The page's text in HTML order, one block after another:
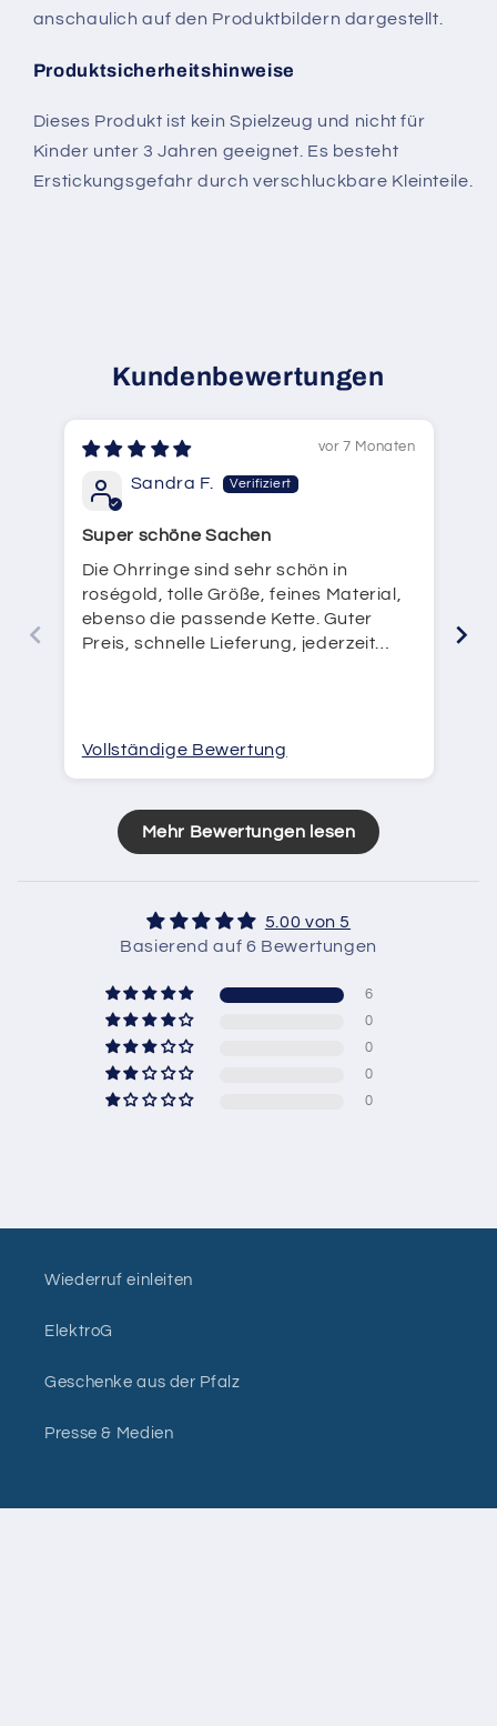
anschaulich auf den Produktbildern dargestellt.
Produktsicherheitshinweise
Dieses Produkt ist kein Spielzeug und nicht für
Kinder unter 3 Jahren geeignet. Es besteht
Erstickungsgefahr durch verschluckbare Kleinteile.
Kundenbewertungen
vor 7 Monaten
Sandra F.
Super schöne Sachen
Die Ohrringe sind sehr schön in
roségold, tolle Größe, feines Material,
ebenso die passende Kette. Guter
Preis, schnelle Lieferung, jederzeit
Vollständige Bewertung
Mehr Bewertungen lesen
5.00 von 5
Basierend auf 6 Bewertungen
6
0
0
0
0
Wiederruf einleiten
ElektroG
Geschenke aus der Pfalz
Presse & Medien